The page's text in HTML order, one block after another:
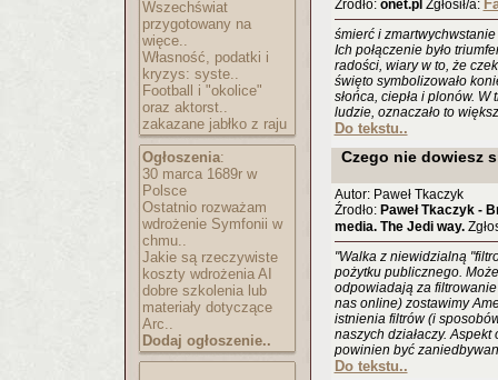
Wszechświat
przygotowany na
więce..
Własność, podatki i
kryzys: syste..
Football i "okolice"
oraz aktorst..
zakazane jabłko z raju
Ogłoszenia:
30 marca 1689r w
Polsce
Ostatnio rozważam
wdrożenie Symfonii w
chmu..
Jakie są rzeczywiste
koszty wdrożenia AI
dobre szkolenia lub
materiały dotyczące
Arc..
Dodaj ogłoszenie..
Źrodło: onet.pl Zgłosił/a:
śmierć i
Ich połączenie było
radości, wiary w to, że
święto symbolizowało
słońca, ciepła i plonów.
ludzie, oznaczało to
Do tekstu..
Czego nie dowiesz
Autor: Paweł Tkaczyk
Źrodło: Paweł Tkaczyk -
media. The Jedi way.
"Walka z niewidzialną
pożytku publicznego.
odpowiadają za
nas online) zostawimy
istnienia filtrów (i
naszych działaczy.
powinien być
Do tekstu..